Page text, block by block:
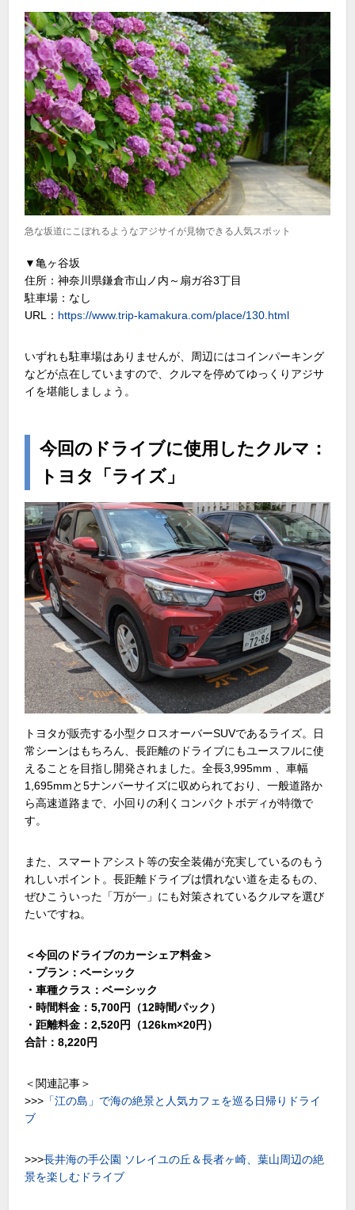
急な坂道にこぼれるようなアジサイが見物できる人気スポット
▼亀ヶ谷坂
住所：神奈川県鎌倉市山ノ内～扇ガ谷3丁目
駐車場：なし
URL： https://www.trip-kamakura.com/place/130.html
いずれも駐車場はありませんが、周辺にはコインパーキング
などが点在していますので、クルマを停めてゆっくりアジサ
イを堪能しましょう。
今回のドライブに使用したクルマ：
トヨタ「ライズ」
トヨタが販売する小型クロスオーバーSUVであるライズ。日
常シーンはもちろん、長距離のドライブにもユースフルに使
えることを目指し開発されました。全長3,995mm 、車幅
1,695mmと5ナンバーサイズに収められており、一般道路か
ら高速道路まで、小回りの利くコンパクトボディが特徴で
す。
また、スマートアシスト等の安全装備が充実しているのもう
れしいポイント。長距離ドライブは慣れない道を走るもの、
ぜひこういった「万が一」にも対策されているクルマを選び
たいですね。
＜今回のドライブのカーシェア料金＞
・プラン：ベーシック
・車種クラス：ベーシック
・時間料金：5,700円（12時間パック）
・距離料金：2,520円（126km×20円）
合計：8,220円
＜関連記事＞
>>> 「江の島」で海の絶景と人気カフェを巡る日帰りドライ
ブ
>>>長井海の手公園 ソレイユの丘＆長者ヶ崎、葉山周辺の絶
景を楽しむドライブ